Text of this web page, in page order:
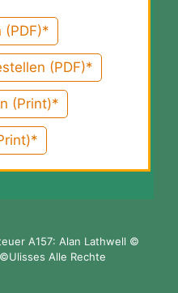
(PDF)*
(PDF)*
(Print)*
A157: Alan Lathwell ©
Alle Rechte